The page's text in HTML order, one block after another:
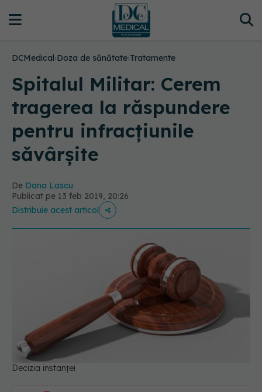
DCMedical›Doza de sănătate›Tratamente
Spitalul Militar: Cerem
tragerea la răspundere
pentru infracțiunile
săvârșite
De Dana Lascu
Publicat pe 13 feb 2019, 20:26
Distribuie acest articol
Decizia instanței